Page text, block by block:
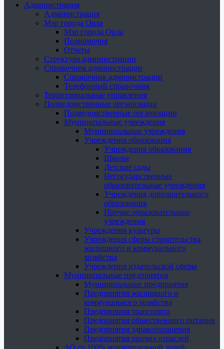
Администрация
Администрация
Мэр города Орла
Мэр города Орла
Полномочия
Отчеты
Структура администрации
Справочник администрации
Справочник администрации
Телефонный справочник
Территориальные управления
Подведомственные организации
Подведомственные организации
Муниципальные учреждения
Муниципальные учреждения
Учреждения образования
Учреждения образования
Школы
Детские сады
Негосударственные
образовательные учреждения
Учреждения дополнительного
образования
Прочие образовательные
учреждения
Учреждения культуры
Учреждения сферы строительства,
жилищного и коммунального
хозяйства
Учреждения издательской сферы
Муниципальные предприятия
Муниципальные предприятия
Предприятия жилищного и
коммунального хозяйства
Предприятия транспорта
Предприятия общественного питания
Предприятия здравоохранения
Предприятия прочих отраслей
АО со 100% муниципальной долей